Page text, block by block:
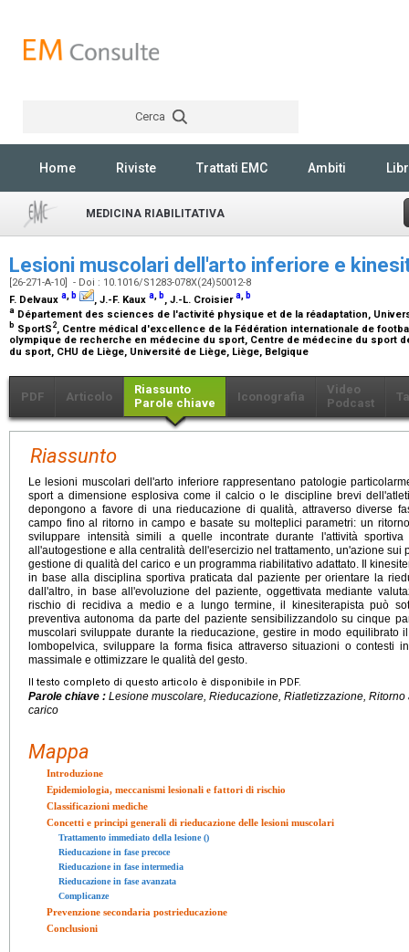
Cerca
Home Riviste Trattati EMC Ambiti
MEDICINA RIABILITATIVA
Lesioni muscolari dell'arto inferiore e
[26-271-A-10] - Doi : 10.1016/S1283-078X(24)50012-8
F. Delvaux a, b , J.-F. Kaux a, b, J.-L. Croisiera, b
a Département des sciences de l'activité physique et de la réadaptation,
b SportS 2
, Centre médical d'excellence de la Fédération internationale de
olympique de recherche en médecine du sport, Centre de médecine du sport
du sport, CHU de Liège, Université de Liège, Liège, Belgique
PDF Articolo
Riassunto
Parole chiave
Iconografia
Video
Podcast
Riassunto
Le lesioni muscolari dell'arto inferiore rappresentano patologie
sport a dimensione esplosiva come il calcio o le discipline brevi
depongono a favore di una rieducazione di qualità, attraverso diverse
campo fino al ritorno in campo e basate su molteplici parametri: un
sviluppare intensità simili a quelle incontrate durante l'attività
all'autogestione e alla centralità dell'esercizio nel trattamento, un'azione sui
gestione di qualità del carico e un programma riabilitativo adattato. Il
in base alla disciplina sportiva praticata dal paziente per orientare la
dall'altro, in base all'evoluzione del paziente, oggettivata mediante
rischio di recidiva a medio e a lungo termine, il kinesiterapista può
preventiva autonoma da parte del paziente sensibilizzandolo su cinque
muscolari sviluppate durante la rieducazione, gestire in modo equilibrato
lombopelvica, sviluppare la forma fisica attraverso situazioni o contesti
massimale e ottimizzare le qualità del gesto.
Il testo completo di questo articolo è disponibile in PDF.
Parole chiave : Lesione muscolare, Rieducazione, Riatletizzazione,
carico
Mappa
Introduzione
Epidemiologia, meccanismi lesionali e fattori di rischio
Classificazioni mediche
Concetti e principi generali di rieducazione delle lesioni muscolari
Trattamento immediato della lesione ()
Rieducazione in fase precoce
Rieducazione in fase intermedia
Rieducazione in fase avanzata
Complicanze
Prevenzione secondaria postrieducazione
Conclusioni